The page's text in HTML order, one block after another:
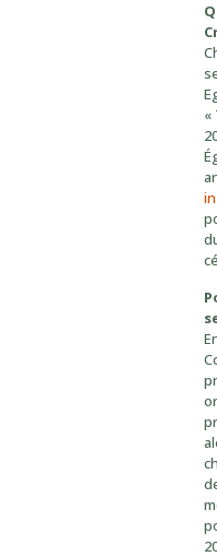
«